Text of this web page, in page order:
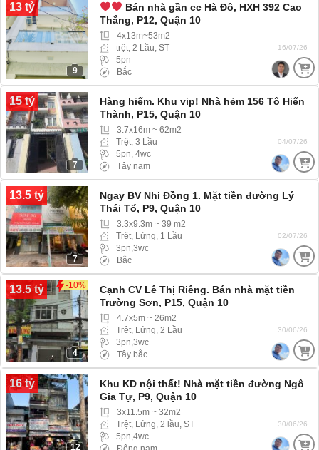
13 tỷ
9
Bán nhà gần cc Hà Đô, HXH 392 Cao
Thắng, P12, Quận 10
4x13m~53m2
trệt, 2 Lầu, ST
5pn
Bắc
16/07/26
15 tỷ
7
Hàng hiếm. Khu vip! Nhà hẻm 156 Tô Hiến
Thành, P15, Quận 10
3.7x16m ~ 62m2
Trệt, 3 Lầu
5pn, 4wc
Tây nam
04/07/26
13.5 tỷ
7
Ngay BV Nhi Đồng 1. Mặt tiền đường Lý
Thái Tổ, P9, Quận 10
3.3x9.3m ~ 39 m2
Trệt, Lửng, 1 Lầu
3pn,3wc
Bắc
02/07/26
13.5 tỷ -10%
4
Cạnh CV Lê Thị Riêng. Bán nhà mặt tiền
Trường Sơn, P15, Quận 10
4.7x5m ~ 26m2
Trệt, Lửng, 2 Lầu
3pn,3wc
Tây bắc
30/06/26
16 tỷ
12
Khu KD nội thất! Nhà mặt tiền đường Ngô
Gia Tự, P9, Quận 10
3x11.5m ~ 32m2
Trệt, Lửng, 2 lầu, ST
5pn,4wc
30/06/26